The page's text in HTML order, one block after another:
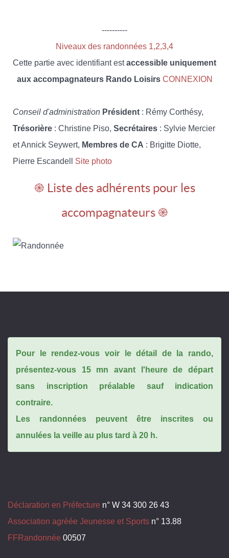
----------
Niveaux des randonnées 1,2,3,4
Cette partie avec identifiant estaccessible uniquement
aux accompagnateurs Rando Loisirs CONNEXION
Conseil d'administration Président : Rémy Corthésy,
Trésorière : Christine Piso, Secrétaires : Sylvie Mercier
et Annick Seywert, Membres de CA : Brigitte Diotte,
Pierre Escandell Site photo
֎ Liste des adhérents pour les
accompagnateurs ֎
Pour le rendez-vous voir le détail de la rando,
présentez-vous 15 mn avant l'heure de départ
sans inscription préalable sauf indication
contraire.
Les randonnées peuvent être inscrites ou
annulées la veille au plus tard à 20 h.
Déclaration en Préfecture n° W 34 300 26 43
Association agréée Jeunesse et Sports n° 13.88
FFRandonnée 00507